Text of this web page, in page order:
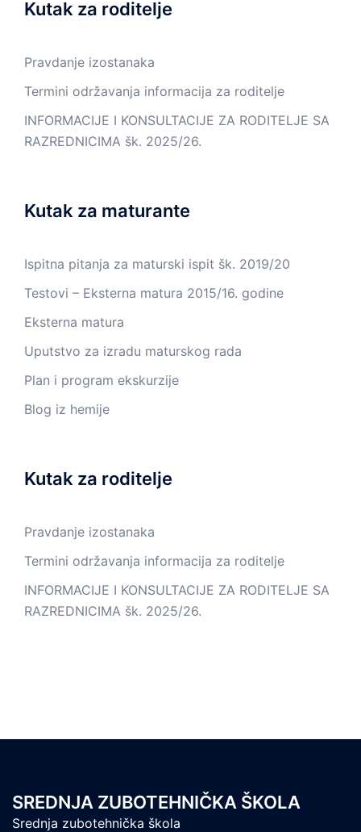
Kutak za roditelje
Pravdanje izostanaka
Termini održavanja informacija za roditelje
INFORMACIJE I KONSULTACIJE ZA RODITELJE SA
RAZREDNICIMA šk. 2025/26.
Kutak za maturante
Ispitna pitanja za maturski ispit šk. 2019/20
Testovi – Eksterna matura 2015/16. godine
Eksterna matura
Uputstvo za izradu maturskog rada
Plan i program ekskurzije
Blog iz hemije
Kutak za roditelje
Pravdanje izostanaka
Termini održavanja informacija za roditelje
INFORMACIJE I KONSULTACIJE ZA RODITELJE SA
RAZREDNICIMA šk. 2025/26.
SREDNJA ZUBOTEHNIČKA ŠKOLA
Srednja zubotehnička škola